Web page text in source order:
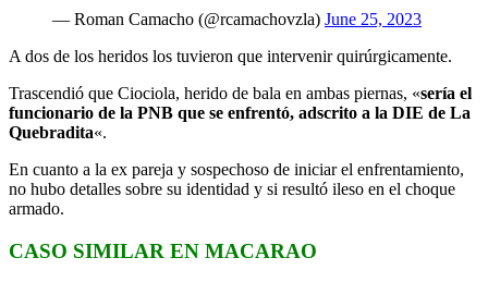
— Roman Camacho (@rcamachovzla) June 25, 2023
A dos de los heridos los tuvieron que intervenir quirúrgicamente.
Trascendió que Ciociola, herido de bala en ambas piernas, «sería el
funcionario de la PNB que se enfrentó, adscrito a la DIE de La
Quebradita«.
En cuanto a la ex pareja y sospechoso de iniciar el enfrentamiento,
no hubo detalles sobre su identidad y si resultó ileso en el choque
armado.
CASO SIMILAR EN MACARAO